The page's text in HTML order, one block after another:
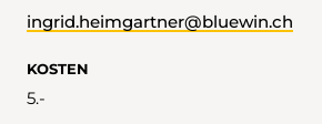
ingrid.heimgartner@bluewin.ch
KOSTEN
5.-